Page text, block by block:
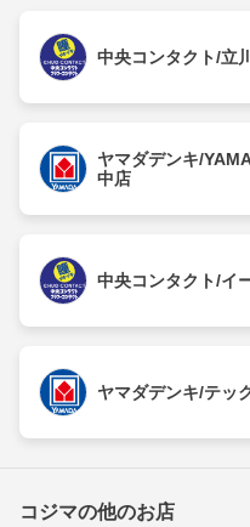
中央コンタクト/立
ヤマダデンキ/
中店
中央コンタクト/イ
ヤマダデンキ/テッ
コジマの他のお店